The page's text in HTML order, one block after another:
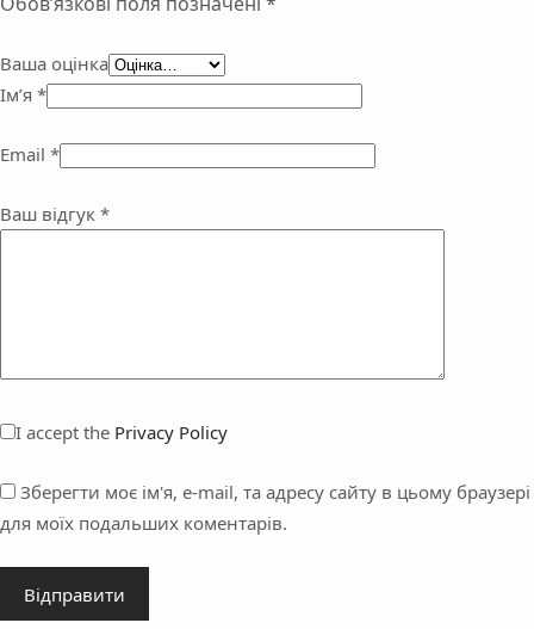
Ваша оцінка
Ім’я *
Email *
Ваш відгук *
I accept the Privacy Policy
Зберегти моє ім'я, e-mail, та адресу сайту в цьому браузері
для моїх подальших коментарів.
Відправити